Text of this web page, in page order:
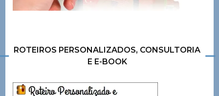
ROTEIROS PERSONALIZADOS, CONSULTORIA
E E-BOOK